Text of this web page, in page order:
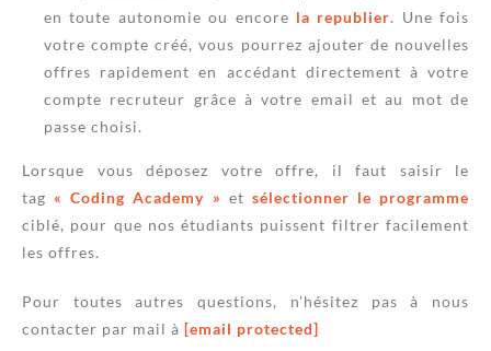
en toute autonomie ou encore la republier. Une fois
votre compte créé, vous pourrez ajouter de nouvelles
offres rapidement en accédant directement à votre
compte recruteur grâce à votre email et au mot de
passe choisi.
Lorsque vous déposez votre offre, il faut saisir le
tag « Coding Academy » et sélectionner le programme
ciblé, pour que nos étudiants puissent filtrer facilement
les offres.
Pour toutes autres questions, n’hésitez pas à nous
contacter par mail à [email protected]